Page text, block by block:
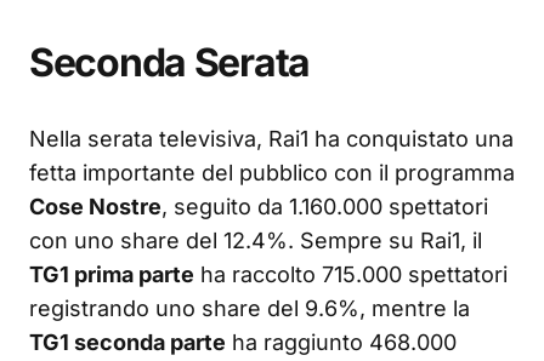
Seconda Serata
Nella serata televisiva, Rai1 ha conquistato una
fetta importante del pubblico con il programma
Cose Nostre, seguito da 1.160.000 spettatori
con uno share del 12.4%. Sempre su Rai1, il
TG1 prima parte ha raccolto 715.000 spettatori
registrando uno share del 9.6%, mentre la
TG1 seconda parte ha raggiunto 468.000